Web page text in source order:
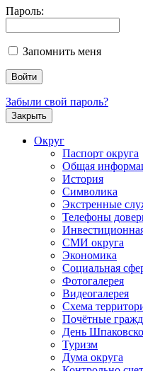
Пароль:
Запомнить меня
Забыли свой пароль?
Закрыть
Округ
Паспорт округа
Общая
История
Символика
Экстренные
Телефоны
СМИ округа
Экономика
Социальная
Фотогалерея
Видеогалерея
Схема
Почётные
День
Туризм
Дума округа